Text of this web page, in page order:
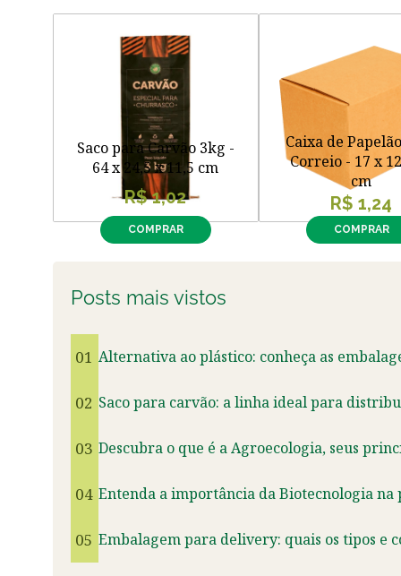
Saco para Carvão 3kg -
64 x 24,5 x 11,5 cm
R$ 1,02
COMPRAR
Caixa de
Correio - 17 x
cm
R$ 1,24
COMPRAR
Posts mais vistos
01 Alternativa ao plástico: conheça as
02 Saco para carvão: a linha ideal para
03 Descubra o que é a Agroecologia, seus
04 Entenda a importância da Biotecnologia na
05 Embalagem para delivery: quais os tipos e